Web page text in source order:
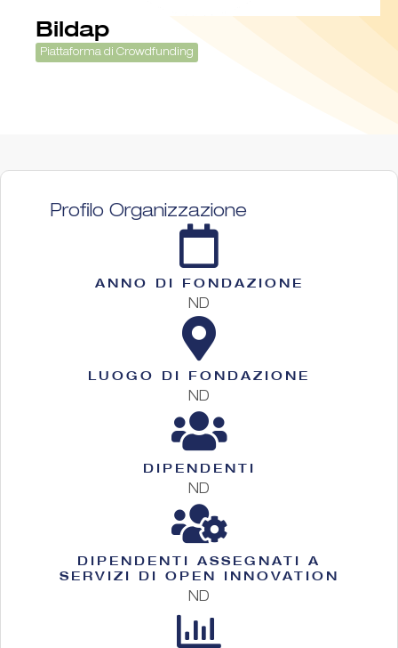
Bildap
Piattaforma di Crowdfunding
Profilo Organizzazione
ANNO DI FONDAZIONE
ND
LUOGO DI FONDAZIONE
ND
DIPENDENTI
ND
DIPENDENTI ASSEGNATI A
SERVIZI DI OPEN INNOVATION
ND